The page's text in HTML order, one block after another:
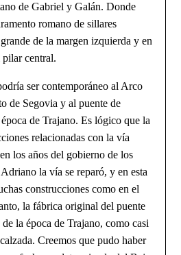
de Gabriel y Galán. Donde
romano de sillares
de la margen izquierda y en
pilar central.
ser contemporáneo al Arco
de Segovia y al puente de
de Trajano. Es lógico que la
relacionadas con la vía
los años del gobierno de los
la vía se reparó, y en esta
construcciones como en el
la fábrica original del puente
la época de Tra­jano, como casi
Creemos que pudo haber